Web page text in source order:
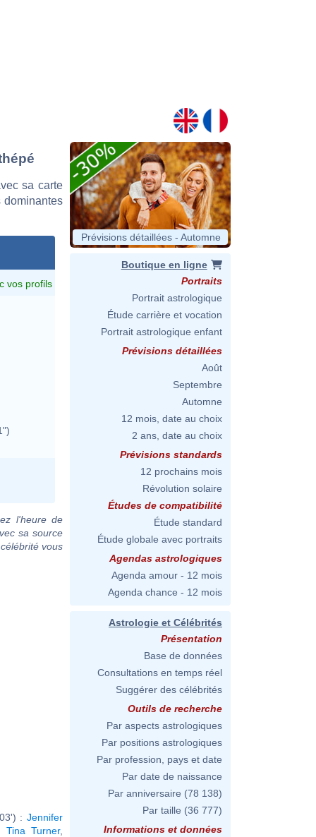
sa carte
vos profils
l'heure de
sa source
vous
: Jennifer
Tina Turner,
Prévisions détaillées - Automne
Boutique en ligne
Portraits
Portrait astrologique
Étude carrière et vocation
Portrait astrologique enfant
Prévisions détaillées
Août
Septembre
Automne
12 mois, date au choix
2 ans, date au choix
Prévisions standards
12 prochains mois
Révolution solaire
Études de compatibilité
Étude standard
Étude globale avec portraits
Agendas astrologiques
Agenda amour - 12 mois
Agenda chance - 12 mois
Astrologie et Célébrités
Présentation
Base de données
Consultations en temps réel
Suggérer des célébrités
Outils de recherche
Par aspects astrologiques
Par positions astrologiques
Par profession, pays et date
Par date de naissance
Par anniversaire (78 138)
Par taille (36 777)
Informations et données